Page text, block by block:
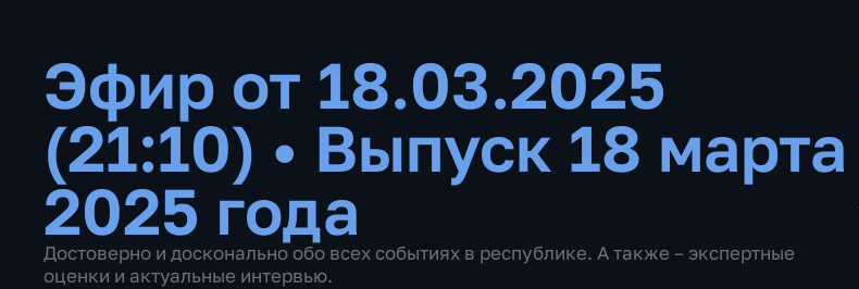
Эфир от 18.03.2025
(21:10) • Выпуск 18 марта
2025 года
Достоверно и досконально обо всех событиях в республике. А также – экспертные
оценки и актуальные интервью.